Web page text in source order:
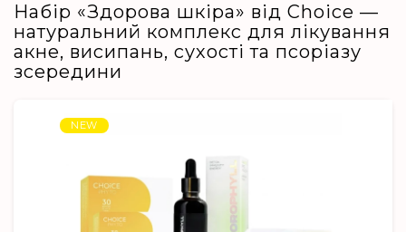
Набір «Здорова шкіра» від Choice —
натуральний комплекс для лікування
акне, висипань, сухості та псоріазу
зсередини
NEW